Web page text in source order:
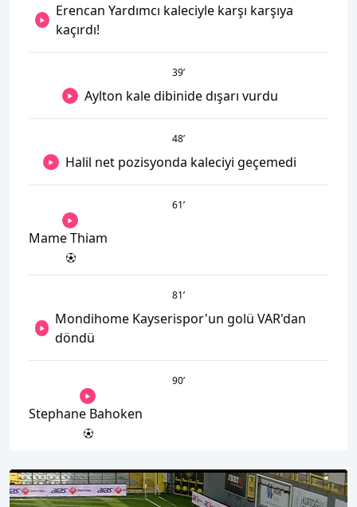
Erencan Yardımcı kaleciyle karşı karşıya
kaçırdı!
39’
Aylton kale dibinide dışarı vurdu
48’
Halil net pozisyonda kaleciyi geçemedi
61’
Mame Thiam
81’
Mondihome Kayserispor'un golü VAR'dan
döndü
90’
Stephane Bahoken